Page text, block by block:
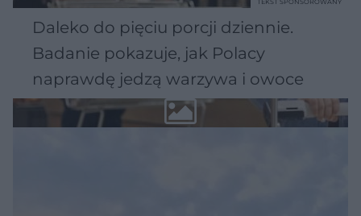
Daleko do pięciu porcji dziennie.
Badanie pokazuje, jak Polacy
naprawdę jedzą warzywa i owoce
TEKST SPONSOROWANY